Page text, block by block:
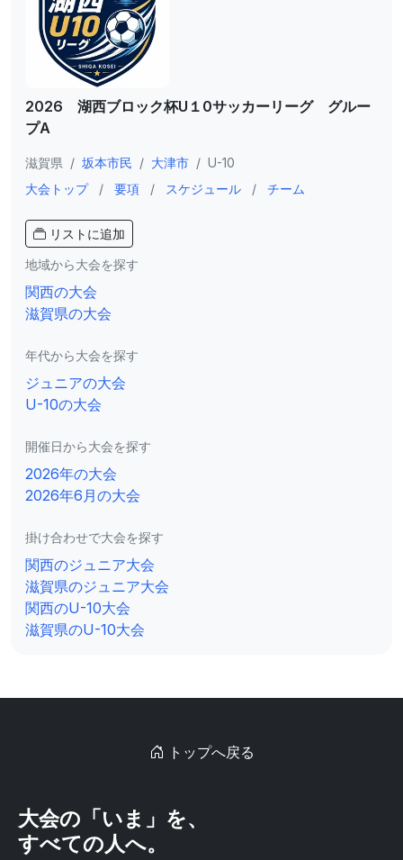
2026 湖西ブロック杯U１0サッカーリーグ グルー
プA
滋賀県 / 坂本市民 / 大津市 / U-10
大会トップ
/ 要項 / スケジュール / チーム
リストに追加
地域から大会を探す
関西の大会
滋賀県の大会
年代から大会を探す
ジュニアの大会
U-10の大会
開催日から大会を探す
2026年の大会
2026年6月の大会
掛け合わせで大会を探す
関西のジュニア大会
滋賀県のジュニア大会
関西のU-10大会
滋賀県のU-10大会
トップへ戻る
大会の「いま」を、
すべての人へ。